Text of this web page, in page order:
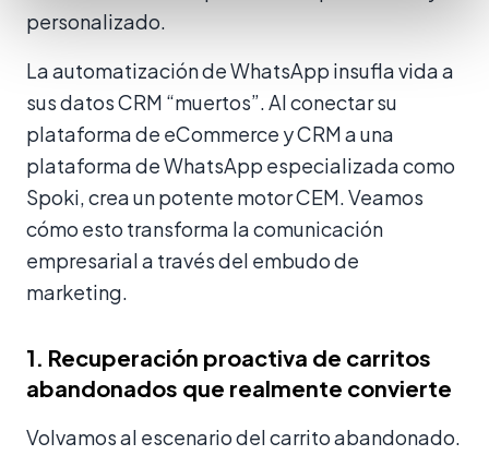
personalizado.
La automatización de WhatsApp insufla vida a
sus datos CRM “muertos”. Al conectar su
plataforma de eCommerce y CRM a una
plataforma de WhatsApp especializada como
Spoki, crea un potente motor CEM. Veamos
cómo esto transforma la comunicación
empresarial a través del embudo de
marketing.
1. Recuperación proactiva de carritos
abandonados que realmente convierte
Volvamos al escenario del carrito abandonado.